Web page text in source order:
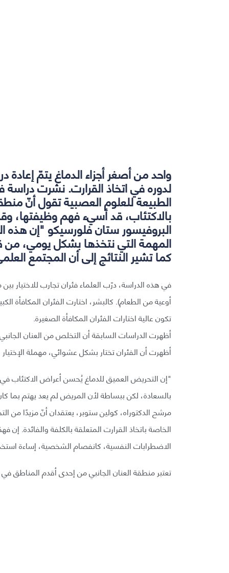
واحد من أصغر أجزاء الدماغ يتمّ إعادة
لدوره في اتخاذ القرارت. نشرت دراسة
الطبيعة للعلوم العصبية تقول أنّ
بالاكتئاب، قد أسيء فهم وظيفتها،
البروفيسور ستان فلورسيكو"إن هذه
المهمة التي نتخذها بشكل يومي،
كما تشير النتائج إلى أن المجتمع
في هذه الدراسة، درّب العلماء فئران تجارب للاختيار
أوعية من الطعام). كالبشر، اختارت الفئران المكافأة
تكون عالية اختارات الفئران المكافأة الصغيرة.
أظهرت الدراسات السابقة أن التخلص من العنان الجانبي
أظهرت أن الفئران تختار بشكل عشوائي، مهملة
"إن التحريض العميق للدماغ يُحسن أعراض الاكتئاب
بالسعادة، لكن ببساطة لأن المريض لم يعد يهتم بما
مرشح الدكتوراه، كولين ستوبر، يعتقدان أنّ مزيدًا
الخاصة باتخاذ القرارت المتعلقة بالكلفة والفائدة.
الاضطرابات النفسية، كانفصام الشخصية، إساءة
تعتبر منطقة العنان الجانبي من إحدى أقدم المناطق